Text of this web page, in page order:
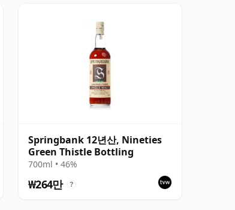
Springbank 12년산, Nineties
Green Thistle Bottling
700ml • 46%
₩264만 ?